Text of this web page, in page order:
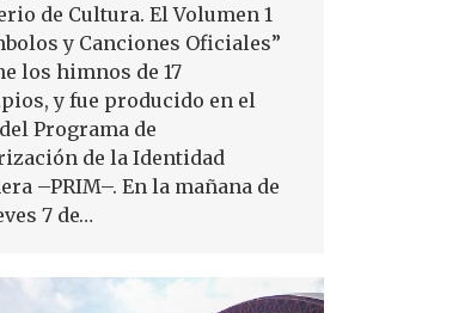
de Cultura. El Volumen 1
y Canciones Oficiales”
los himnos de 17
y fue producido en el
Programa de
de la Identidad
–PRIM–. En la mañana de
7 de…